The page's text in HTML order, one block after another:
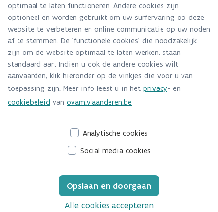
Alle contactgegevens
Adres
Stationsstraat 110
2800 Mechelen
Route en bereikbaarheid
Telefoon
015/284.284
optimaal te laten functioneren. Andere cookies zijn
optioneel en worden gebruikt om uw surfervaring op deze
website te verbeteren en online communicatie op uw noden
af te stemmen. De 'functionele cookies' die noodzakelijk
zijn om de website optimaal te laten werken, staan
standaard aan. Indien u ook de andere cookies wilt
aanvaarden, klik hieronder op de vinkjes die voor u van
toepassing zijn. Meer info leest u in het privacy- en
cookiebeleid van ovam.vlaanderen.be
Analytische cookies
Social media cookies
Opslaan en doorgaan
Alle cookies accepteren